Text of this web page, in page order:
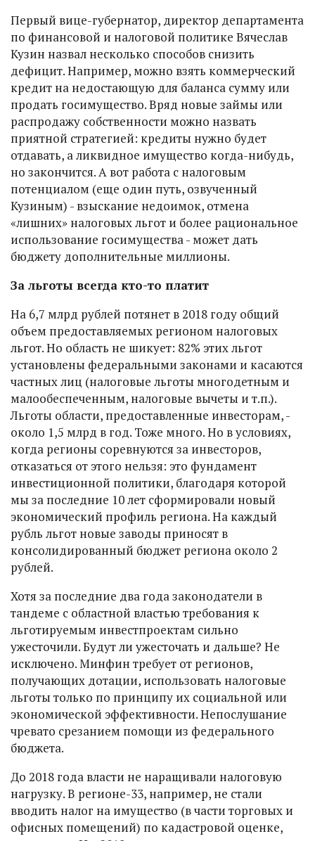
Первый вице-губернатор, директор департамента
по финансовой и налоговой политике Вячеслав
Кузин назвал несколько способов снизить
дефицит. Например, можно взять коммерческий
кредит на недостающую для баланса сумму или
продать госимущество. Вряд новые займы или
распродажу собственности можно назвать
приятной стратегией: кредиты нужно будет
отдавать, а ликвидное имущество когда-нибудь,
но закончится. А вот работа с налоговым
потенциалом (еще один путь, озвученный
Кузиным) - взыскание недоимок, отмена
«лишних» налоговых льгот и более рациональное
использование госимущества - может дать
бюджету дополнительные миллионы.
За льготы всегда кто-то платит
На 6,7 млрд рублей потянет в 2018 году общий
объем предоставляемых регионом налоговых
льгот. Но область не шикует: 82% этих льгот
установлены федеральными законами и касаются
частных лиц (налоговые льготы многодетным и
малообеспеченным, налоговые вычеты и т.п.).
Льготы области, предоставленные инвесторам, -
около 1,5 млрд в год. Тоже много. Но в условиях,
когда регионы соревнуются за инвесторов,
отказаться от этого нельзя: это фундамент
инвестиционной политики, благодаря которой
мы за последние 10 лет сформировали новый
экономический профиль региона. На каждый
рубль льгот новые заводы приносят в
консолидированный бюджет региона около 2
рублей.
Хотя за последние два года законодатели в
тандеме с областной властью требования к
льготируемым инвестпроектам сильно
ужесточили. Будут ли ужесточать и дальше? Не
исключено. Минфин требует от регионов,
получающих дотации, использовать налоговые
льготы только по принципу их социальной или
экономической эффективности. Непослушание
чревато срезанием помощи из федерального
бюджета.
До 2018 года власти не наращивали налоговую
нагрузку. В регионе-33, например, не стали
вводить налог на имущество (в части торговых и
офисных помещений) по кадастровой оценке,